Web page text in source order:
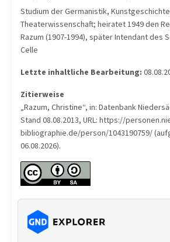
Studium der Germanistik,
Theaterwissenschaft; heiratet 1949 den
Razum (1907-1994), später Intendant des
Celle
Letzte inhaltliche Bearbeitung:
Zitierweise
„Razum, Christine“, in: Datenbank
Stand 08.08.2013, URL: https://
bibliographie.de/person/1043190759/
06.08.2026).